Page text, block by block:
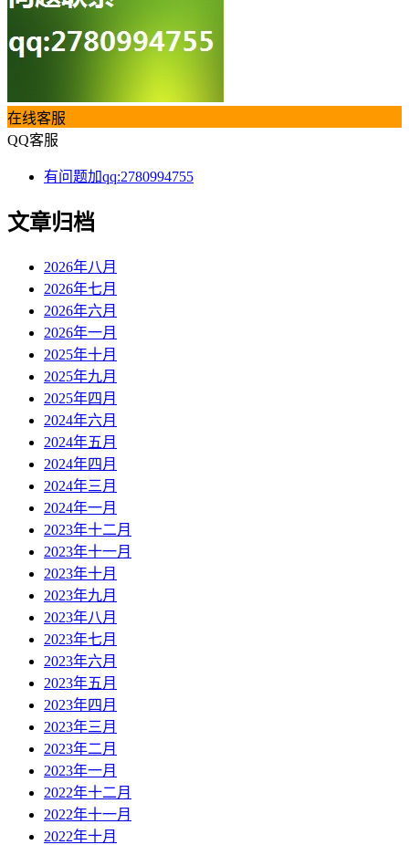
在线客服
QQ客服
有问题加qq:2780994755
文章归档
2026年八月
2026年七月
2026年六月
2026年一月
2025年十月
2025年九月
2025年四月
2024年六月
2024年五月
2024年四月
2024年三月
2024年一月
2023年十二月
2023年十一月
2023年十月
2023年九月
2023年八月
2023年七月
2023年六月
2023年五月
2023年四月
2023年三月
2023年二月
2023年一月
2022年十二月
2022年十一月
2022年十月